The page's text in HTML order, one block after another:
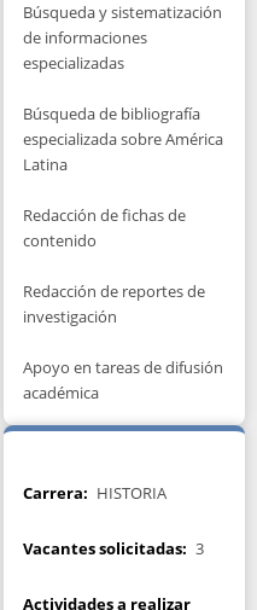
Búsqueda y sistematización
de informaciones
especializadas
Búsqueda de bibliografía
especializada sobre América
Latina
Redacción de fichas de
contenido
Redacción de reportes de
investigación
Apoyo en tareas de difusión
académica
Carrera HISTORIA
Vacantes solicitadas 3
Actividades a realizar